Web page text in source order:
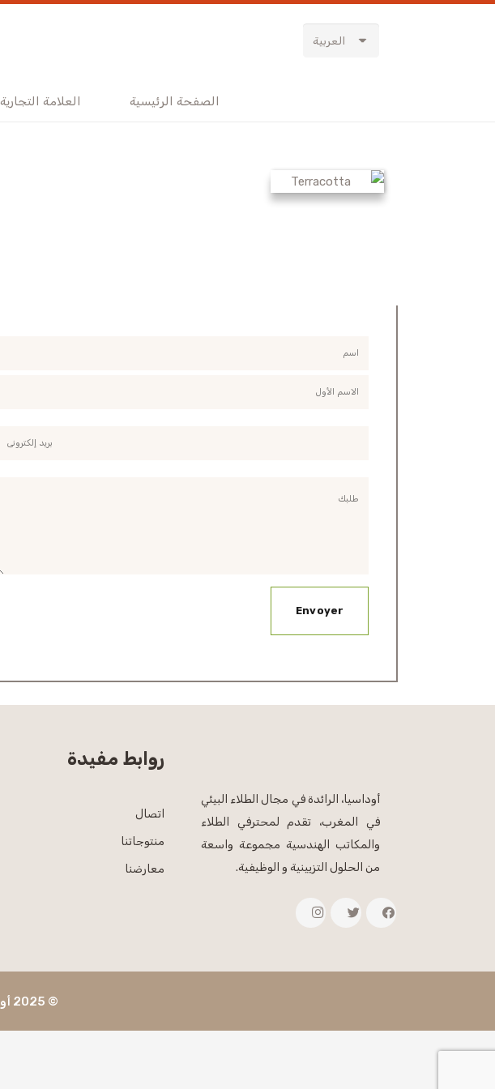
العربية
الصفحة الرئيسية العلامة التجارية
أوداسيا، الرائدة في مجال الطلاء البيئي
في المغرب، تقدم لمحترفي الطلاء
والمكاتب الهندسية مجموعة واسعة
من الحلول التزيينية و الوظيفية.
روابط مفيدة
اتصال
منتوجاتنا
معارضنا
© 2025 أوداسيا. جميع الحقوق محفوظة